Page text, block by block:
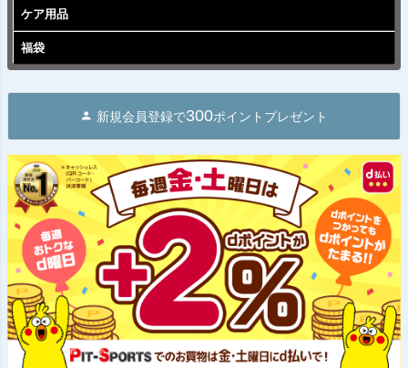
ケア用品
福袋
新規会員登録で300ポイントプレゼント